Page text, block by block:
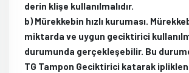
derin klişe kullanılmalıdır.
b) Mürekkebin hızlı kuruması.
miktarda ve uygun geciktirici
durumunda gerçekleşebilir. Bu
TG Tampon Geciktirici katarak